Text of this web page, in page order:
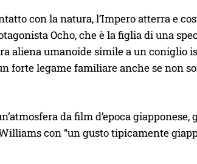
con la natura, l’Impero atterra e
Ocho, che è la figlia di una
aliena umanoide simile a un coniglio
forte legame familiare anche se non
da film d’epoca giapponese,
con “un gusto tipicamente